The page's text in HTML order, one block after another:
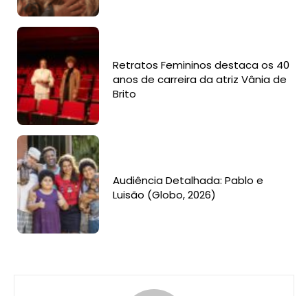
Retratos Femininos destaca os 40
anos de carreira da atriz Vânia de
Brito
Audiência Detalhada: Pablo e
Luisão (Globo, 2026)